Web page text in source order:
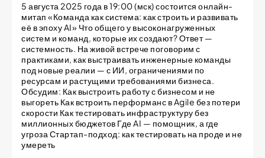
5 августа 2025 года в 19:00 (мск) состоится онлайн-
митап «Команда как система: как строить и развивать
её в эпоху AI» Что общего у высоконагруженных
систем и команд, которые их создают? Ответ —
системность. На живой встрече поговорим с
практиками, как выстраивать инженерные команды
под новые реалии — с ИИ, ограничениями по
ресурсам и растущими требованиями бизнеса.
Обсудим: Как выстроить работу с бизнесом и не
выгореть Как встроить перформанс в Agile без потери
скорости Как тестировать инфраструктуру без
миллионных бюджетов Где AI — помощник, а где
угроза Стартап-подход: как тестировать на проде и не
умереть